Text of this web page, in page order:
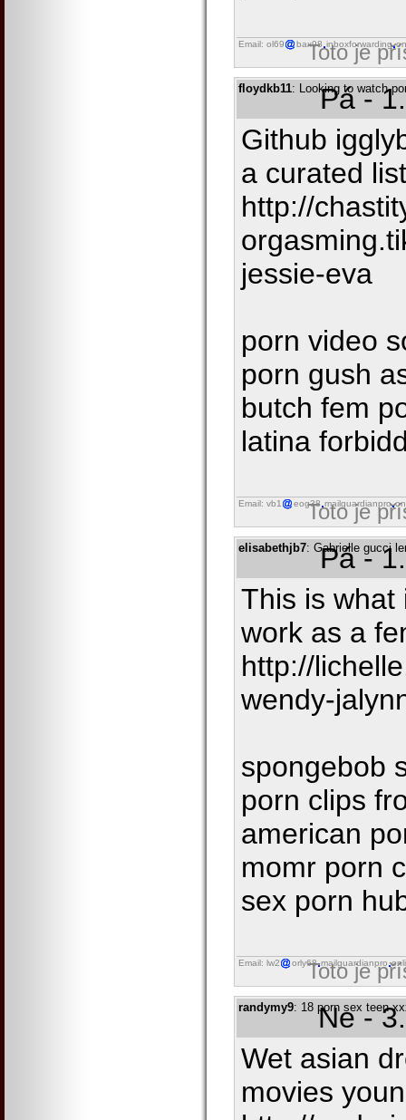
Email: ol69 bax98 inboxforwarding
Toto je
floydkb11: Looking to watch
Pá -
Github
a curated
http://
jessie-eva
porn video
porn gush
butch fem
latina
Email: vb1 eog38 mailguardianpro
Toto je
elisabethjb7: Gabrielle gucci
Pá -
This is what
work as a
http://
wendy-
spongebob
porn clips
american
momr porn
sex porn
Email: lw2 orly68 mailguardianpro
Toto je
randymy9: 18 porn sex teen
Ne -
Wet asian
movies